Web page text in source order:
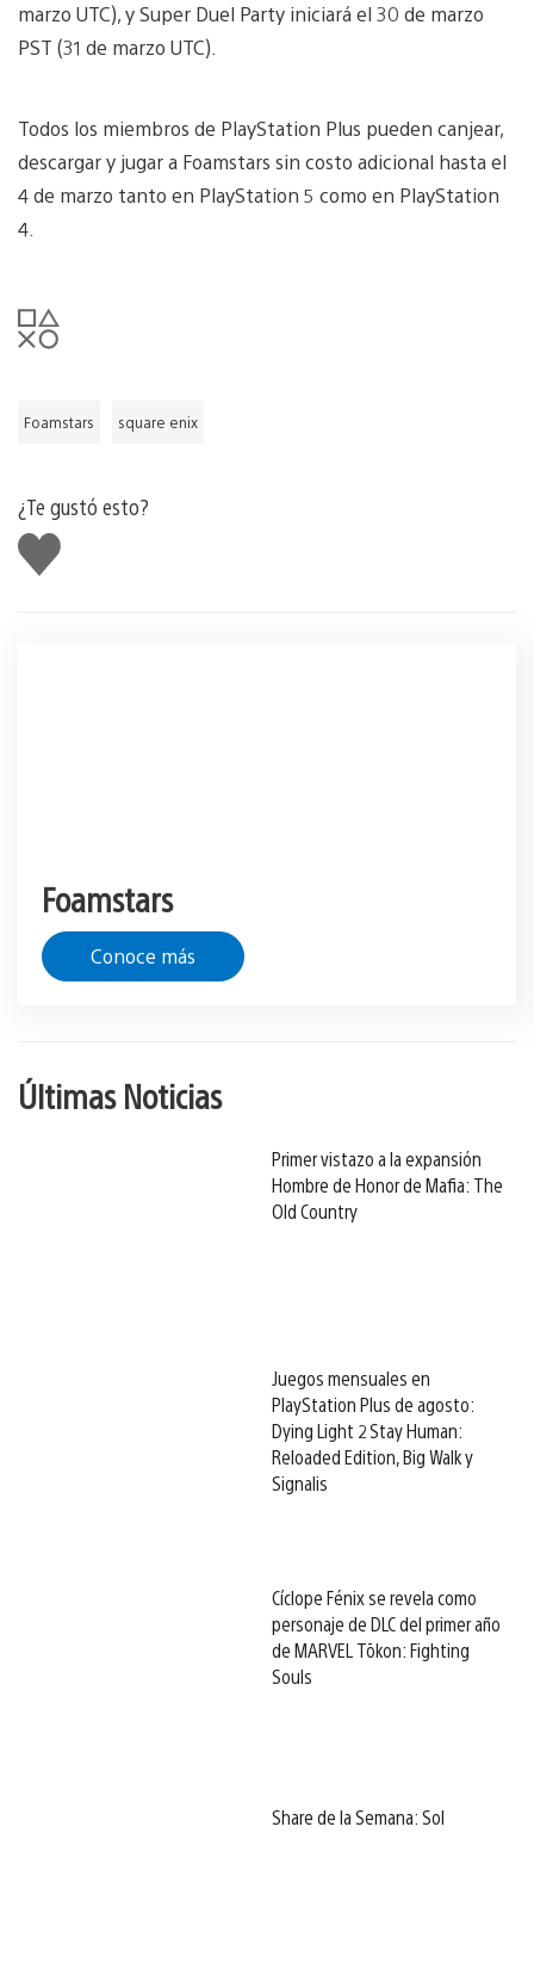
marzo UTC), y Super Duel Party iniciará el 30 de marzo
PST (31 de marzo UTC).
Todos los miembros de PlayStation Plus pueden canjear,
descargar y jugar a Foamstars sin costo adicional hasta el
4 de marzo tanto en PlayStation 5 como en PlayStation
4.
Foamstars square enix
¿Te gustó esto?
Me
gusta
Foamstars
Conoce más
Últimas Noticias
Primer vistazo a la expansión
Hombre de Honor de Mafia: The
Old Country
Juegos mensuales en
PlayStation Plus de agosto:
Dying Light 2 Stay Human:
Reloaded Edition, Big Walk y
Signalis
Cíclope Fénix se revela como
personaje de DLC del primer año
de MARVEL Tōkon: Fighting
Souls
Share de la Semana: Sol